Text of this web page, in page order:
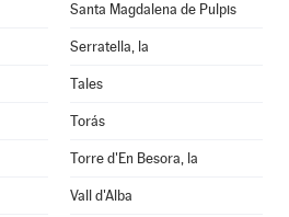
Santa Magdalena de Pulpis
Serratella, la
Tales
Torás
Torre d'En Besora, la
Vall d'Alba